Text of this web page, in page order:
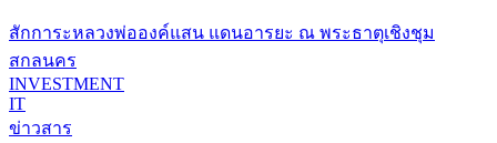
สักการะหลวงพ่อองค์แสน แดนอารยะ ณ พระธาตุเชิงชุม
สกลนคร
INVESTMENT
IT
ข่าวสาร